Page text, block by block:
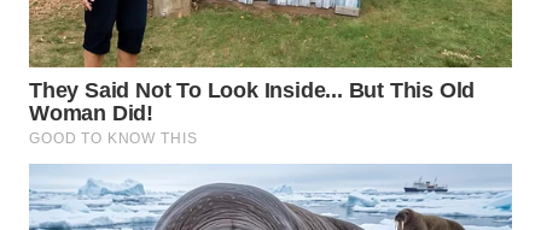
WN
TANGERANG
WN
BINJAI
WN
CIREBON